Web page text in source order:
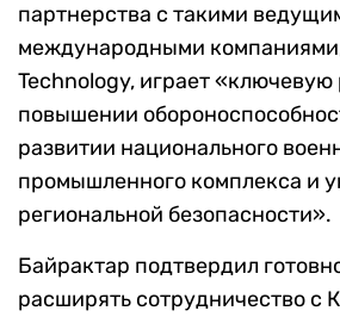
партнерства с такими
международными
Technology, играет «ключевую
повышении
развитии национального
промышленного комплекса и
региональной безопасности».
Байрактар подтвердил
расширять сотрудничество с